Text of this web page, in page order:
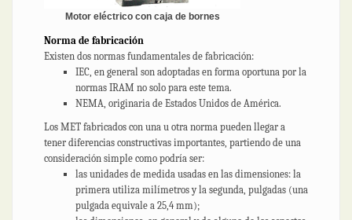
Motor eléctrico con caja de bornes
Norma de fabricación
Existen dos normas fundamentales de fabricación:
IEC, en general son adoptadas en forma oportuna por la
normas IRAM no solo para este tema.
NEMA, originaria de Estados Unidos de América.
Los MET fabricados con una u otra norma pueden llegar a
tener diferencias constructivas importantes, partiendo de una
consideración simple como podría ser:
las unidades de medida usadas en las dimensiones: la
primera utiliza milímetros y la segunda, pulgadas (una
pulgada equivale a 25,4 mm);